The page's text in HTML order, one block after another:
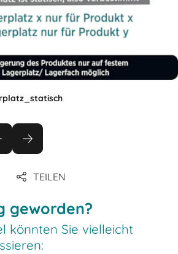
TEILEN
geworden?
könnten Sie vielleicht